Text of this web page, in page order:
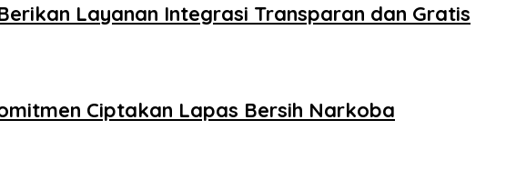
Layanan Integrasi Transparan dan Gratis
Ciptakan Lapas Bersih Narkoba